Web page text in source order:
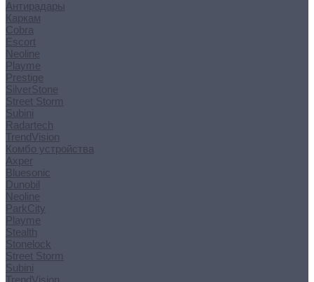
Антирадары
Каркам
Cobra
Escort
Neoline
Playme
Prestige
SilverStone
Street Storm
Subini
Radartech
TrendVision
Комбо устройства
Axper
Bluesonic
Dunobil
Neoline
ParkCity
Playme
Stealth
Stonelock
Street Storm
Subini
TrendVision